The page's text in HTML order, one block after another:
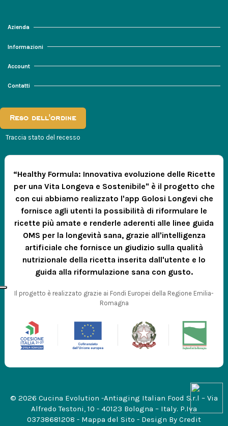
Azienda
Informazioni
Account
Contatti
Reso dell'ordine
Traccia stato del recesso
“Healthy Formula: Innovativa evoluzione delle Ricette
per una Vita Longeva e Sostenibile" è il progetto che
con cui abbiamo realizzato l'app Golosi Longevi che
fornisce agli utenti la possibilità di riformulare le
ricette più amate e renderle aderenti alle linee guida
OMS per la longevità sana, grazie all'intelligenza
artificiale che fornisce un giudizio sulla qualità
nutrizionale della ricetta inserita dall'utente e lo
guida alla riformulazione sana con gusto.
Il progetto è realizzato grazie ai Fondi Europei della Regione Emilia-
Romagna
© 2026 Cucina Evolution -Antiaging Italian Food S.r.l – Via
Alfredo Testoni, 10 - 40123 Bologna – Italy. P.Iva
03738681208 - Mappa del Sito - Design By Credit